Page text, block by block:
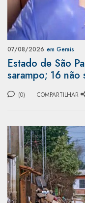
07/08/2026 em Gerais
Estado de São
sarampo; 16 não
(0) COMPARTILHAR